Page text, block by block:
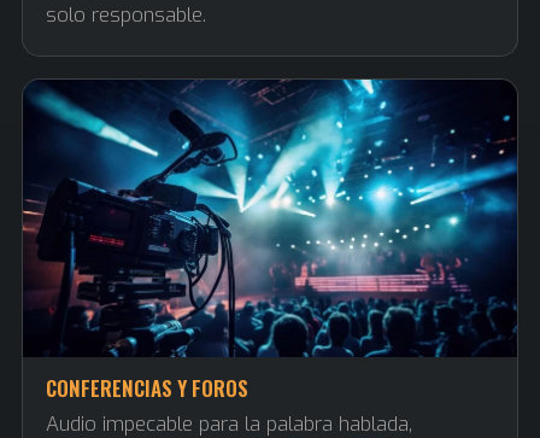
solo responsable.
CONFERENCIAS Y FOROS
Audio impecable para la palabra hablada,